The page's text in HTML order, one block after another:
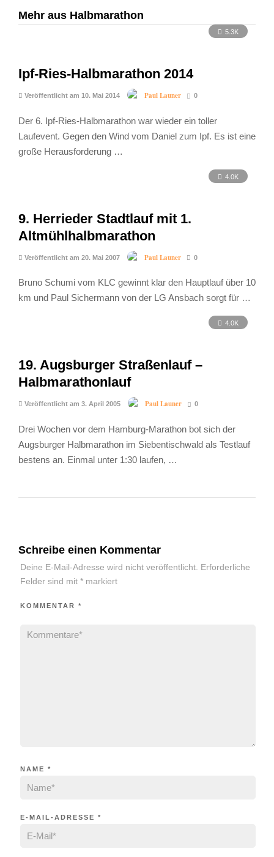
Mehr aus Halbmarathon
5.3K
Ipf-Ries-Halbmarathon 2014
Veröffentlicht am 10. Mai 2014 Paul Launer 0
Der 6. Ipf-Ries-Halbmarathon war wieder ein toller
Laufevent. Gegen den Wind vom Daniel zum Ipf. Es ist eine
große Herausforderung …
4.0K
9. Herrieder Stadtlauf mit 1.
Altmühlhalbmarathon
Veröffentlicht am 20. Mai 2007 Paul Launer 0
Bruno Schumi vom KLC gewinnt klar den Hauptlauf über 10
km und Paul Sichermann von der LG Ansbach sorgt für …
4.0K
19. Augsburger Straßenlauf –
Halbmarathonlauf
Veröffentlicht am 3. April 2005 Paul Launer 0
Drei Wochen vor dem Hamburg-Marathon bot sich der
Augsburger Halbmarathon im Siebentischwald als Testlauf
bestens an. Einmal unter 1:30 laufen, …
Schreibe einen Kommentar
Deine E-Mail-Adresse wird nicht veröffentlicht. Erforderliche
Felder sind mit *markiert
KOMMENTAR *
NAME *
E-MAIL-ADRESSE *